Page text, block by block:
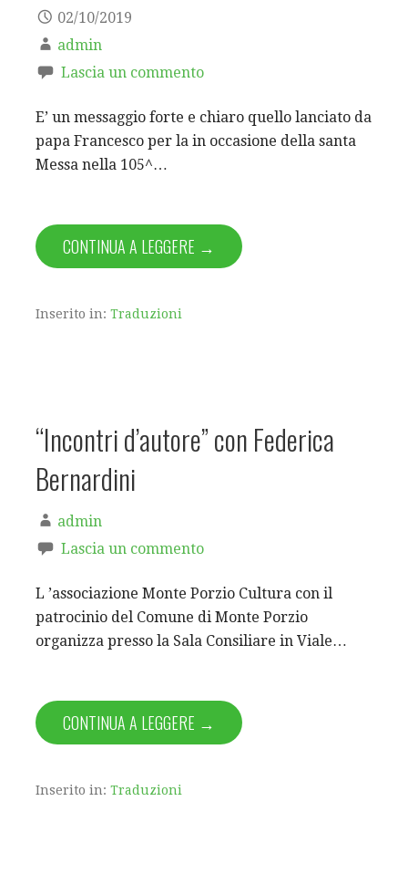
02/10/2019
admin
Lascia un commento
E’ un messaggio forte e chiaro quello lanciato da
papa Francesco per la in occasione della santa
Messa nella 105^…
CONTINUA A LEGGERE →
Inserito in: Traduzioni
“Incontri d’autore” con Federica
Bernardini
admin
Lascia un commento
L ’associazione Monte Porzio Cultura con il
patrocinio del Comune di Monte Porzio
organizza presso la Sala Consiliare in Viale…
CONTINUA A LEGGERE →
Inserito in: Traduzioni